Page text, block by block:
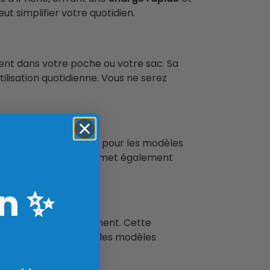
simplifier votre quotidien.
dans votre poche ou votre sac. Sa
quotidienne. Vous ne serez
conçu pour les modèles
permet également
même en déplacement. Cette
parfaitement avec les modèles
✨